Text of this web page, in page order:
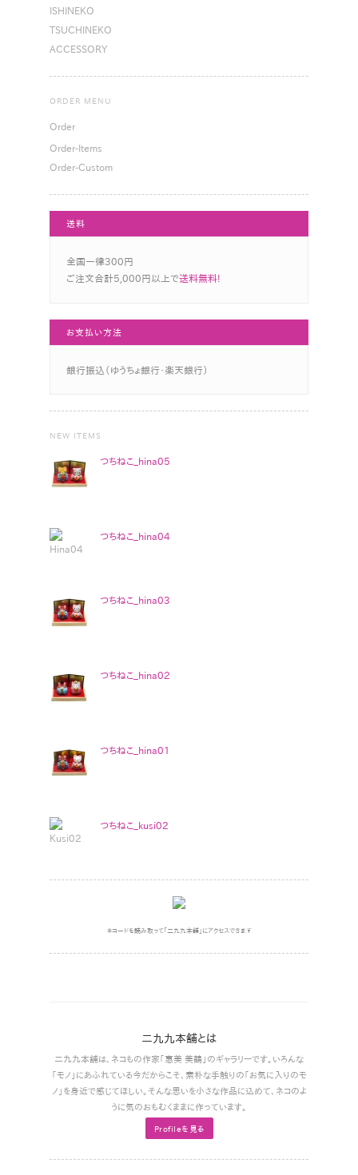
ISHINEKO
TSUCHINEKO
ACCESSORY
ORDER MENU
Order
Order-Items
Order-Custom
送料
全国一律300円
ご注文合計5,000円以上で送料無料!
お支払い方法
銀行振込（ゆうちょ銀行・楽天銀行）
NEW ITEMS
つちねこ_hina05
つちねこ_hina04
つちねこ_hina03
つちねこ_hina02
つちねこ_hina01
つちねこ_kusi02
＊コードを読み取って｢二九九本舗｣にアクセスできます
二九九本舗とは
二九九本舗は､ネコもの作家｢惠美 美鶴｣のギャラリーです。いろんな
｢モノ｣にあふれている今だからこそ､素朴な手触りの｢お気に入りのモ
ノ｣を身近で感じてほしい。そんな思いを小さな作品に込めて､ネコのよ
うに気のおもむくままに作っています。
Profileを見る